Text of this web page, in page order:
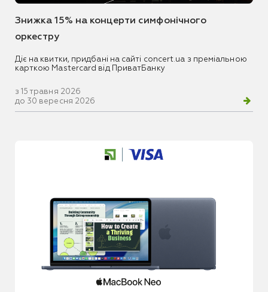
Знижка 15% на концерти симфонічного
оркестру
Діє на квитки, придбані на сайті concert.ua з преміальною
карткою Mastercard від ПриватБанку
з 15 травня 2026
до 30 вересня 2026